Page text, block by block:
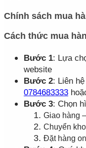
Chính sách mua
Cách thức mua
Bước 1: Lựa
website
Bước 2: Liên
0784683333
Bước 3: Chọn
Giao hàng
Chuyển
Đặt hàng